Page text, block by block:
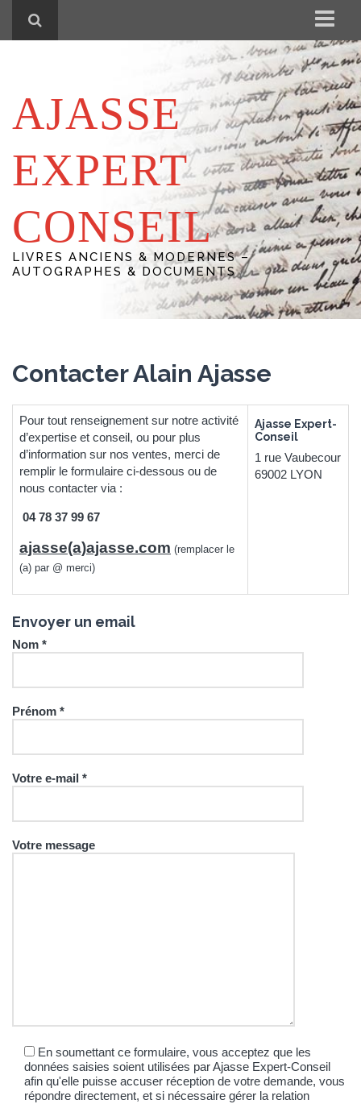
VENTES NON CATALOGUÉES
Contact
AJASSE
EXPERT
CONSEIL
LIVRES ANCIENS & MODERNES –
AUTOGRAPHES & DOCUMENTS
Contacter Alain Ajasse
Pour tout renseignement sur notre activité
d’expertise et conseil, ou pour plus
d’information sur nos ventes, merci de
remplir le formulaire ci-dessous ou de
nous contacter via :
04 78 37 99 67
ajasse(a)ajasse.com (remplacer le
(a) par @ merci)
Ajasse Expert-
Conseil
1 rue Vaubecour
69002 LYON
Envoyer un email
Nom *
Prénom *
Votre e-mail *
Votre message
En soumettant ce formulaire, vous acceptez que les
données saisies soient utilisées par Ajasse Expert-Conseil
afin qu'elle puisse accuser réception de votre demande, vous
répondre directement, et si nécessaire gérer la relation